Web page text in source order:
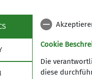
sollte
und wasserdichte
Cookie
Die
diese